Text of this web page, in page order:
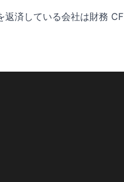
返済している会社は財務 CF